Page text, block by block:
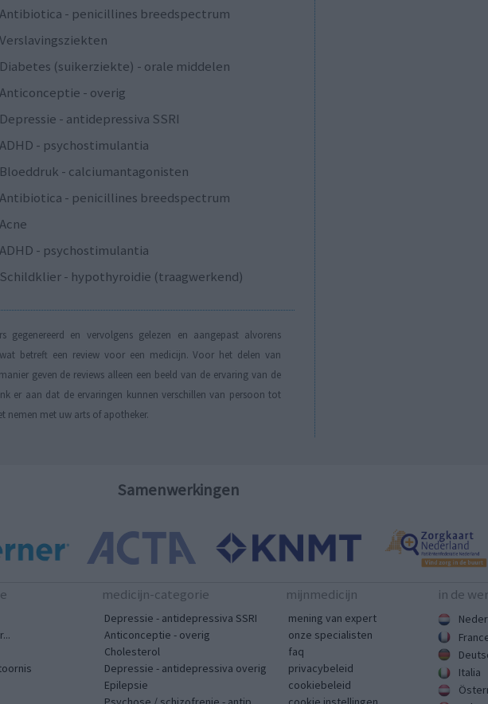
Antibiotica - penicillines breedspectrum
Verslavingsziekten
Diabetes (suikerziekte) - orale middelen
Anticonceptie - overig
Depressie - antidepressiva SSRI
ADHD - psychostimulantia
Bloeddruk - calciumantagonisten
Antibiotica - penicillines breedspectrum
Acne
ADHD - psychostimulantia
Schildklier - hypothyroidie (traagwerkend)
en vervolgens gelezen en aangepast alvorens
betreft een review voor een medicijn. Voor het delen van
geven de reviews alleen een beeld van de ervaring van de
er aan dat de ervaringen kunnen verschillen van persoon tot
met uw arts of apotheker.
Samenwerkingen
medicijn-categorie
Depressie - antidepressiva SSRI
Anticonceptie - overig
Cholesterol
Depressie - antidepressiva overig
Epilepsie
mijnmedicijn
mening van expert
onze specialisten
faq
privacybeleid
cookiebeleid
in de
Italia